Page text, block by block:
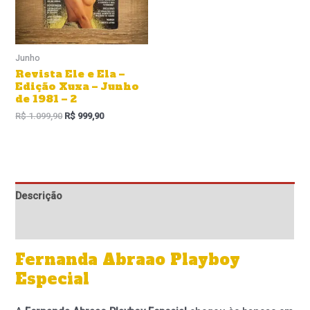
Junho
Revista Ele e Ela –
Edição Xuxa – Junho
de 1981 – 2
R$1.099,90 R$ 999,90
Descrição
Fernanda Abraao Playboy
Especial